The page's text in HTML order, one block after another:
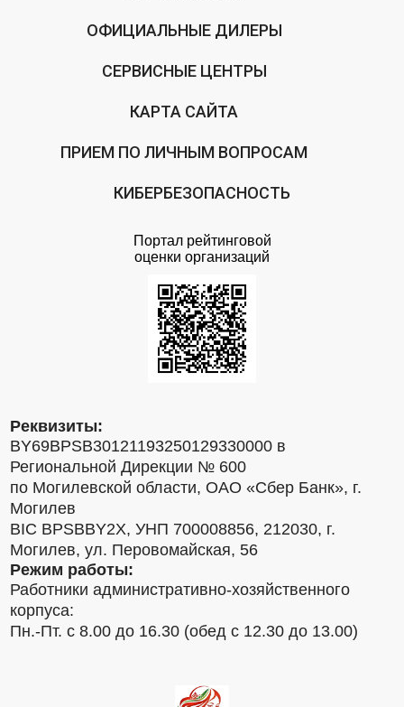
ОФИЦИАЛЬНЫЕ ДИЛЕРЫ
СЕРВИСНЫЕ ЦЕНТРЫ
КАРТА САЙТА
ПРИЕМ ПО ЛИЧНЫМ ВОПРОСАМ
КИБЕРБЕЗОПАСНОСТЬ
Портал рейтинговой
оценки организаций
Реквизиты:
BY69BPSB30121193250129330000 в
Региональной Дирекции № 600
по Могилевской области, ОАО «Сбер Банк», г.
Могилев
BIC BPSBBY2X, УНП 700008856, 212030, г.
Могилев, ул. Перовомайская, 56
Режим работы:
Работники административно-хозяйственного
корпуса:
Пн.-Пт. с 8.00 до 16.30 (обед с 12.30 до 13.00)